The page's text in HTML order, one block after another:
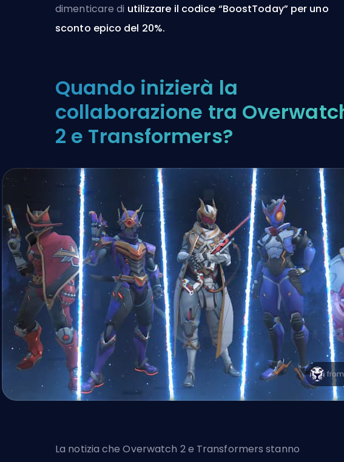
dimenticare di utilizzare il codice “BoostToday” per uno
sconto epico del 20%.
Quando inizierà la
collaborazione tra
2 e Transformers?
La notizia che Overwatch 2 e Transformers stanno